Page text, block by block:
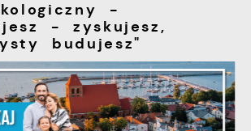
-
- zyskujesz,
budujesz"
12 lipca, na
w Pucku
się Piknik